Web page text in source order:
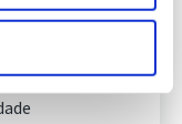
Sistema
semanal, com